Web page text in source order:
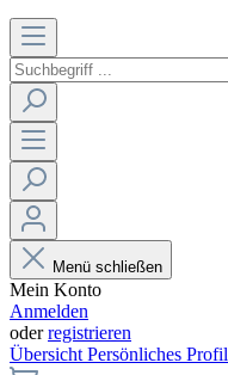
Menü schließen
Mein Konto
Anmelden
oderregistrieren
Übersicht Persönliches Profil